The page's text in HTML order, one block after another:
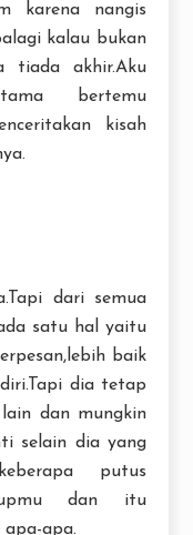
karena nangis
kalau bukan
tiada akhir.Aku
bertemu
kisah
dari semua
satu hal yaitu
baik
dia tetap
dan mungkin
selain dia yang
putus
dan itu
apa-apa.